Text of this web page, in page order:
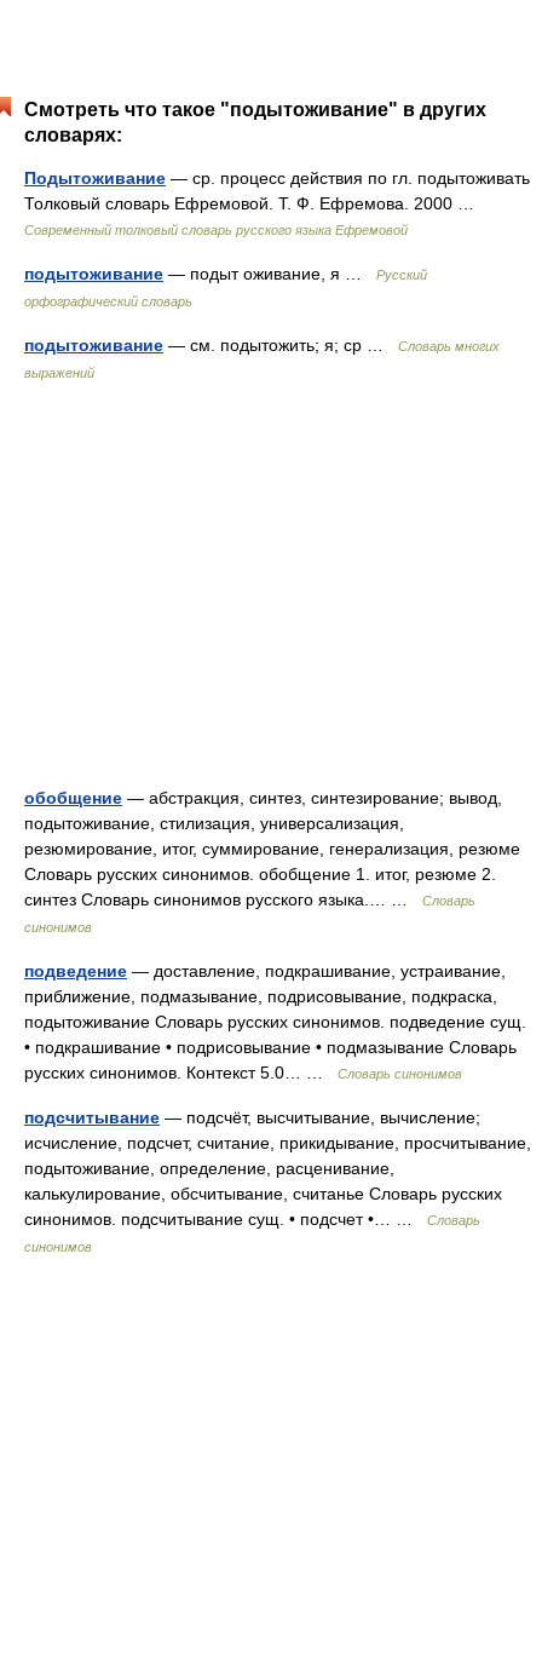
Смотреть что такое "подытоживание" в других
словарях:
Подытоживание — ср. процесс действия по гл. подытоживать
Толковый словарь Ефремовой. Т. Ф. Ефремова. 2000 …
Современный толковый словарь русского языка Ефремовой
подытоживание — подыт оживание, я …
Русский
орфографический словарь
подытоживание — см. подытожить; я; ср …
Словарь многих
выражений
обобщение — абстракция, синтез, синтезирование; вывод,
подытоживание, стилизация, универсализация,
резюмирование, итог, суммирование, генерализация, резюме
Словарь русских синонимов. обобщение 1. итог, резюме 2.
синтез Словарь синонимов русского языка.… …
Словарь
синонимов
подведение — доставление, подкрашивание, устраивание,
приближение, подмазывание, подрисовывание, подкраска,
подытоживание Словарь русских синонимов. подведение сущ.
• подкрашивание • подрисовывание • подмазывание Словарь
русских синонимов. Контекст 5.0… …
Словарь синонимов
подсчитывание — подсчёт, высчитывание, вычисление;
исчисление, подсчет, считание, прикидывание, просчитывание,
подытоживание, определение, расценивание,
калькулирование, обсчитывание, считанье Словарь русских
синонимов. подсчитывание сущ. • подсчет •… …
Словарь
синонимов